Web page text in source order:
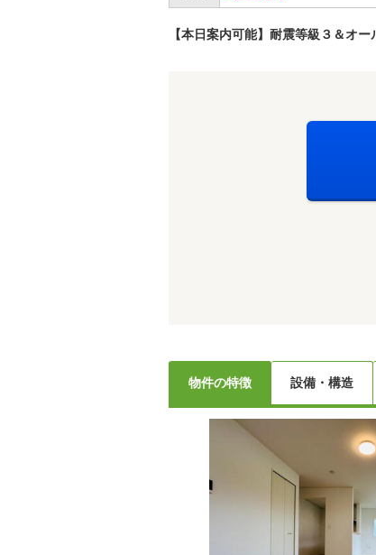
【本日案内可能】耐震等級３＆オ
物件の特徴 設備・構造